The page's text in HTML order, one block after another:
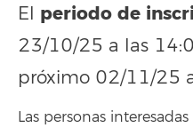
El periodo de
23/10/25 a las
próximo 02/11/25
Las personas